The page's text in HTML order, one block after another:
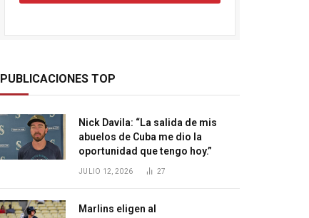
PUBLICACIONES TOP
Nick Davila: “La salida de mis
abuelos de Cuba me dio la
oportunidad que tengo hoy.”
JULIO 12, 2026 27
Marlins eligen al